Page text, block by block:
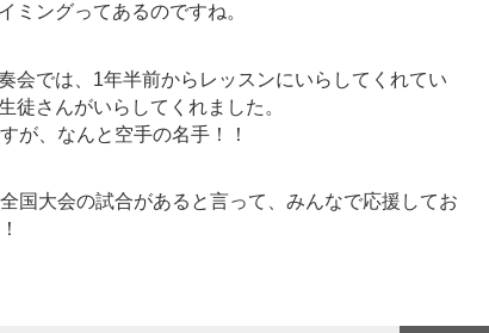
ミングってあるのですね。
会では、1年半前からレッスンにいらしてくれてい
徒さんがいらしてくれました。
が、なんと空手の名手！！
国大会の試合があると言って、みんなで応援してお